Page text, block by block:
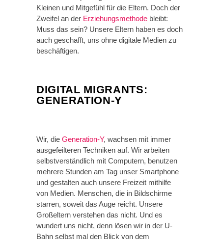
Kleinen und Mitgefühl für die Eltern. Doch der
Zweifel an der Erziehungsmethode bleibt:
Muss das sein? Unsere Eltern haben es doch
auch geschafft, uns ohne digitale Medien zu
beschäftigen.
DIGITAL MIGRANTS:
GENERATION-Y
Wir, die Generation-Y, wachsen mit immer
ausgefeilteren Techniken auf. Wir arbeiten
selbstverständlich mit Computern, benutzen
mehrere Stunden am Tag unser Smartphone
und gestalten auch unsere Freizeit mithilfe
von Medien. Menschen, die in Bildschirme
starren, soweit das Auge reicht. Unsere
Großeltern verstehen das nicht. Und es
wundert uns nicht, denn lösen wir in der U-
Bahn selbst mal den Blick von dem